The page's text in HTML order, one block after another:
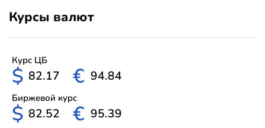
Курсы валют
Курс ЦБ
$ 82.17 € 94.84
Биржевой курс
$ 82.52 € 95.39